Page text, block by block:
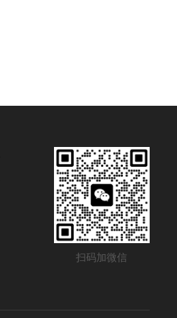
扫码加微信